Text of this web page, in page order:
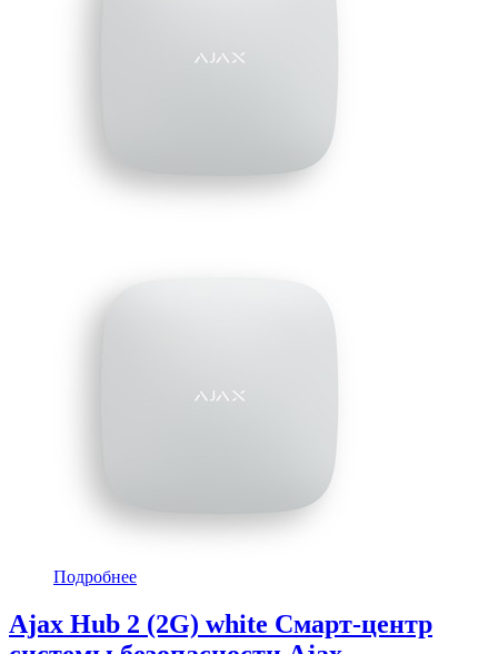
Подробнее
Ajax Hub 2 (2G) white Смарт-центр